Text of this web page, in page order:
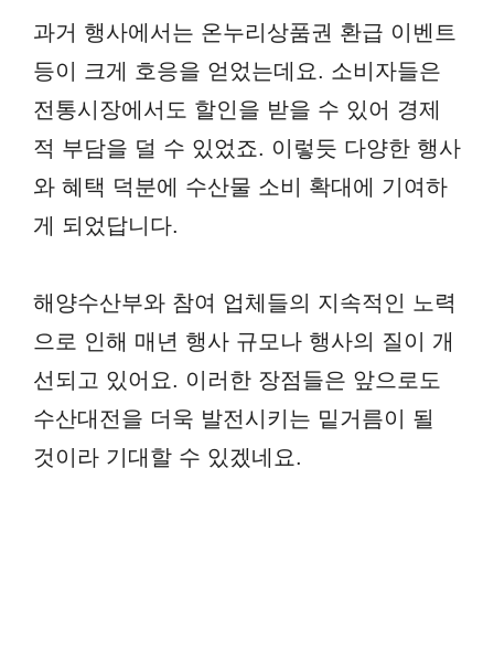
과거 행사에서는 온누리상품권 환급 이벤트
등이 크게 호응을 얻었는데요. 소비자들은
전통시장에서도 할인을 받을 수 있어 경제
적 부담을 덜 수 있었죠. 이렇듯 다양한 행사
와 혜택 덕분에 수산물 소비 확대에 기여하
게 되었답니다.
해양수산부와 참여 업체들의 지속적인 노력
으로 인해 매년 행사 규모나 행사의 질이 개
선되고 있어요. 이러한 장점들은 앞으로도
수산대전을 더욱 발전시키는 밑거름이 될
것이라 기대할 수 있겠네요.